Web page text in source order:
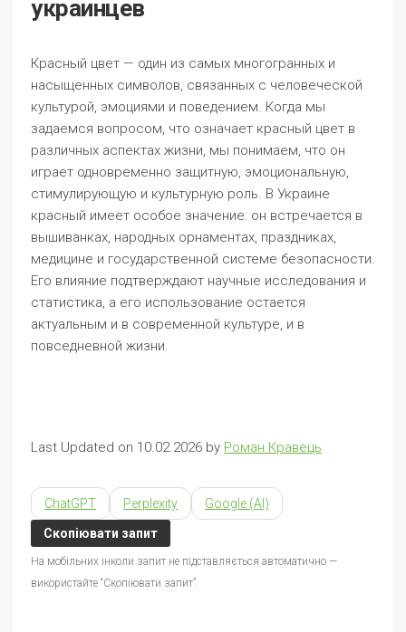
украинцев
Красный цвет — один из самых многогранных и
насыщенных символов, связанных с человеческой
культурой, эмоциями и поведением. Когда мы
задаемся вопросом, что означает красный цвет в
различных аспектах жизни, мы понимаем, что он
играет одновременно защитную, эмоциональную,
стимулирующую и культурную роль. В Украине
красный имеет особое значение: он встречается в
вышиванках, народных орнаментах, праздниках,
медицине и государственной системе безопасности.
Его влияние подтверждают научные исследования и
статистика, а его использование остается
актуальным и в современной культуре, и в
повседневной жизни.
Last Updated on 10.02.2026 by Роман Кравець
ChatGPT Perplexity Google (AI)
Скопіювати запит
На мобільних інколи запит не підставляється автоматично —
використайте “Скопіювати запит”.